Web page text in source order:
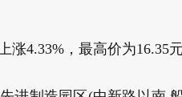
4.33%，最高价为16.35元